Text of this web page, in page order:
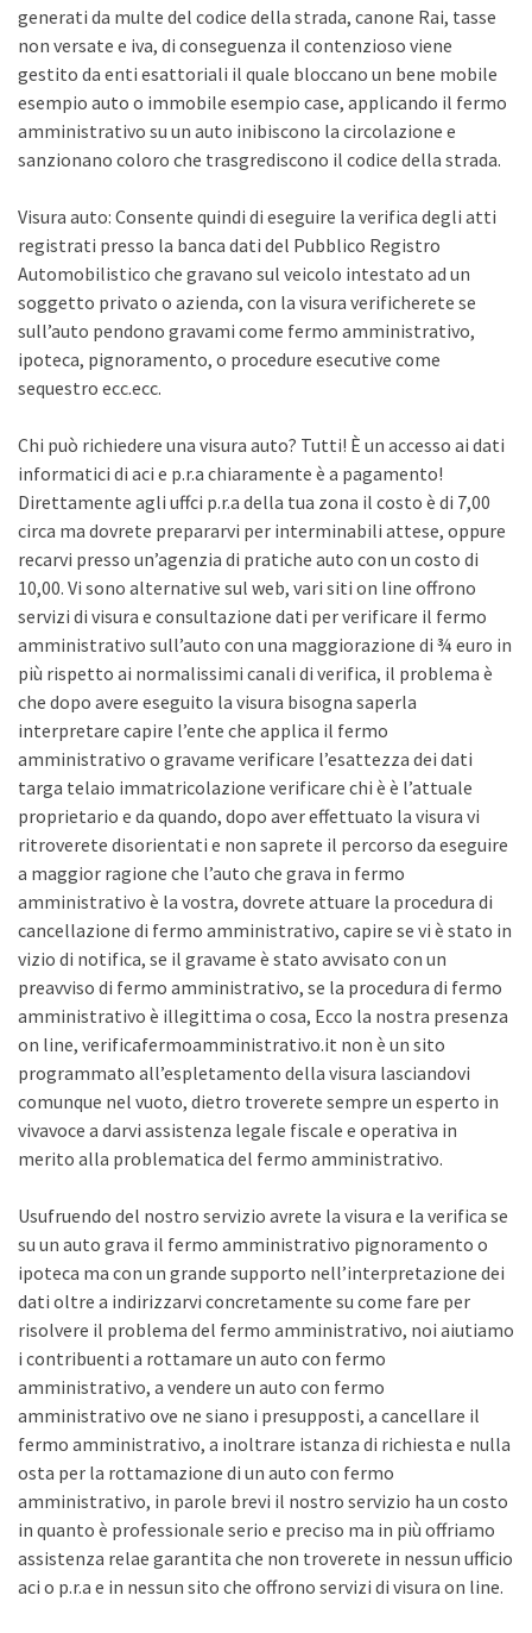
generati da multe del codice della strada, canone Rai, tasse
non versate e iva, di conseguenza il contenzioso viene
gestito da enti esattoriali il quale bloccano un bene mobile
esempio auto o immobile esempio case, applicando il fermo
amministrativo su un auto inibiscono la circolazione e
sanzionano coloro che trasgrediscono il codice della strada.
Visura auto: Consente quindi di eseguire la verifica degli atti
registrati presso la banca dati del Pubblico Registro
Automobilistico che gravano sul veicolo intestato ad un
soggetto privato o azienda, con la visura verificherete se
sull’auto pendono gravami come fermo amministrativo,
ipoteca, pignoramento, o procedure esecutive come
sequestro ecc.ecc.
Chi può richiedere una visura auto? Tutti! È un accesso ai dati
informatici di aci e p.r.a chiaramente è a pagamento!
Direttamente agli uffci p.r.a della tua zona il costo è di 7,00
circa ma dovrete prepararvi per interminabili attese, oppure
recarvi presso un’agenzia di pratiche auto con un costo di
10,00. Vi sono alternative sul web, vari siti on line offrono
servizi di visura e consultazione dati per verificare il fermo
amministrativo sull’auto con una maggiorazione di ¾ euro in
più rispetto ai normalissimi canali di verifica, il problema è
che dopo avere eseguito la visura bisogna saperla
interpretare capire l’ente che applica il fermo
amministrativo o gravame verificare l’esattezza dei dati
targa telaio immatricolazione verificare chi è è l’attuale
proprietario e da quando, dopo aver effettuato la visura vi
ritroverete disorientati e non saprete il percorso da eseguire
a maggior ragione che l’auto che grava in fermo
amministrativo è la vostra, dovrete attuare la procedura di
cancellazione di fermo amministrativo, capire se vi è stato in
vizio di notifica, se il gravame è stato avvisato con un
preavviso di fermo amministrativo, se la procedura di fermo
amministrativo è illegittima o cosa, Ecco la nostra presenza
on line, verificafermoamministrativo.it non è un sito
programmato all’espletamento della visura lasciandovi
comunque nel vuoto, dietro troverete sempre un esperto in
vivavoce a darvi assistenza legale fiscale e operativa in
merito alla problematica del fermo amministrativo.
Usufruendo del nostro servizio avrete la visura e la verifica se
su un auto grava il fermo amministrativo pignoramento o
ipoteca ma con un grande supporto nell’interpretazione dei
dati oltre a indirizzarvi concretamente su come fare per
risolvere il problema del fermo amministrativo, noi aiutiamo
i contribuenti a rottamare un auto con fermo
amministrativo, a vendere un auto con fermo
amministrativo ove ne siano i presupposti, a cancellare il
fermo amministrativo, a inoltrare istanza di richiesta e nulla
osta per la rottamazione di un auto con fermo
amministrativo, in parole brevi il nostro servizio ha un costo
in quanto è professionale serio e preciso ma in più offriamo
assistenza relae garantita che non troverete in nessun ufficio
aci o p.r.a e in nessun sito che offrono servizi di visura on line.